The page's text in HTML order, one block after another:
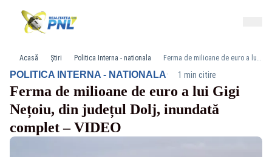
Acasă Știri Politica Interna - nationala Ferma de milioane de euro a lui Gigi Nețoiu, din județul Dolj, inundată complet – VIDEO
POLITICA INTERNA - NATIONALA· 1 min citire
Ferma de milioane de euro a lui Gigi
Nețoiu, din județul Dolj, inundată
complet – VIDEO